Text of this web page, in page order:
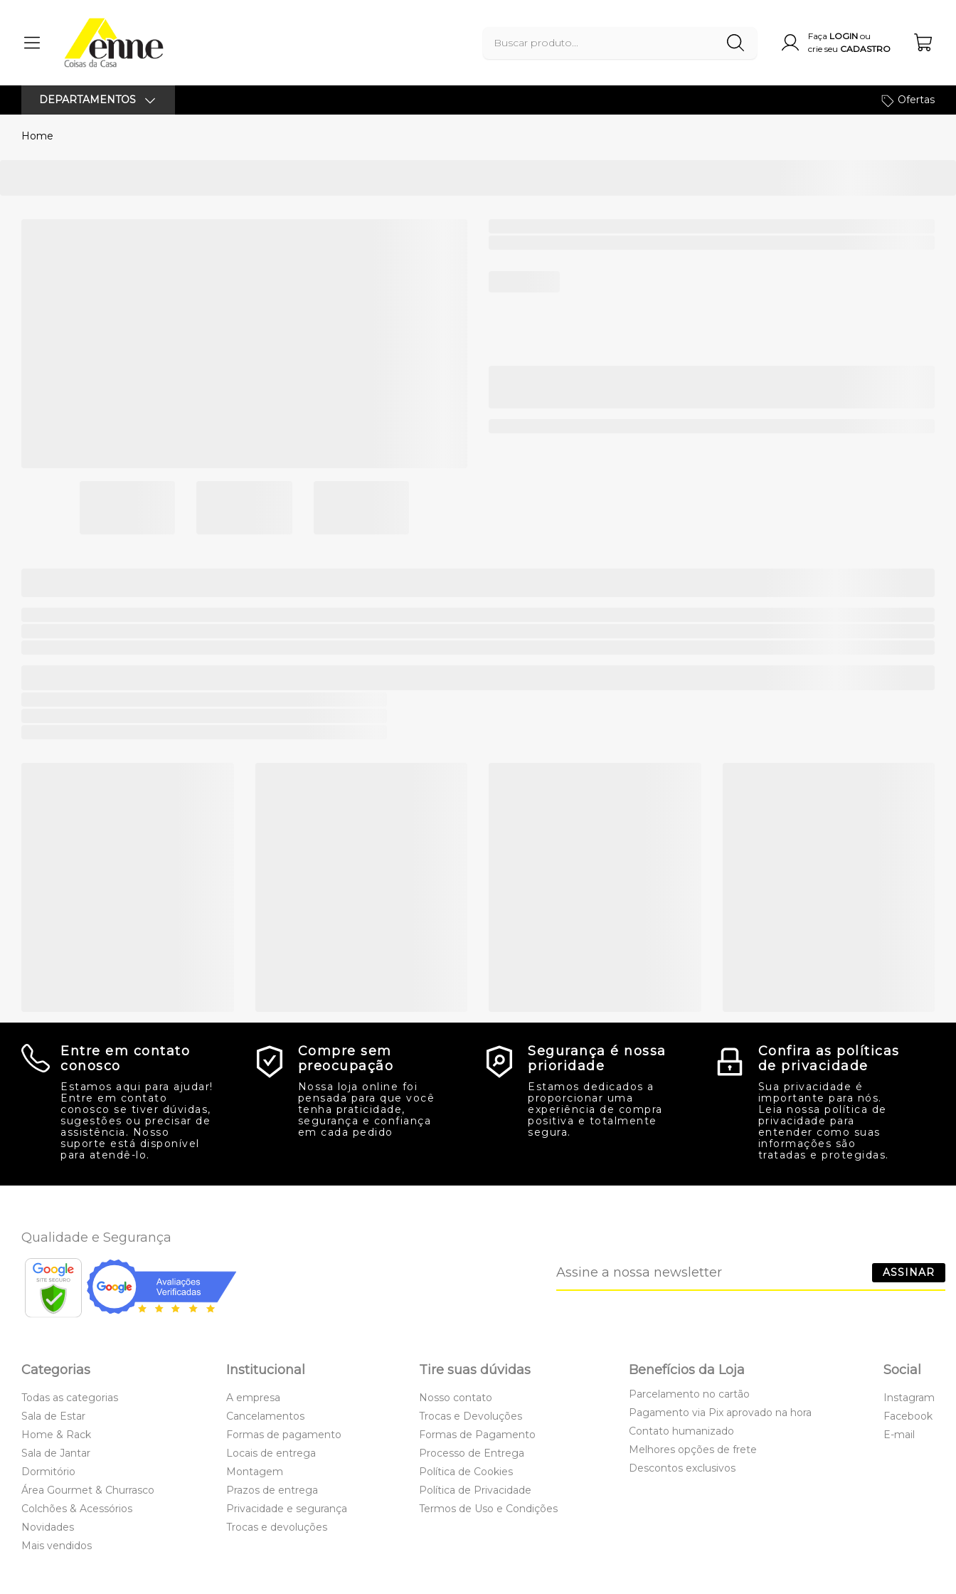
Faça LOGIN ou
crie seu CADASTRO
DEPARTAMENTOS Ofertas
Home
Entre em contato
conosco
Estamos aqui para ajudar!
Entre em contato
conosco se tiver dúvidas,
sugestões ou precisar de
assistência. Nosso
suporte está disponível
para atendê-lo.
Compre sem
preocupação
Nossa loja online foi
pensada para que você
tenha praticidade,
segurança e confiança
em cada pedido
Segurança é nossa
prioridade
Estamos dedicados a
proporcionar uma
experiência de compra
positiva e totalmente
segura.
Confira as políticas
de privacidade
Sua privacidade é
importante para nós.
Leia nossa política de
privacidade para
entender como suas
informações são
tratadas e protegidas.
Qualidade e Segurança
ASSINAR
Categorias
Todas as categorias
Sala de Estar
Home & Rack
Sala de Jantar
Dormitório
Área Gourmet & Churrasco
Colchões & Acessórios
Novidades
Mais vendidos
Institucional
A empresa
Cancelamentos
Formas de pagamento
Locais de entrega
Montagem
Prazos de entrega
Privacidade e segurança
Trocas e devoluções
Tire suas dúvidas
Nosso contato
Trocas e Devoluções
Formas de Pagamento
Processo de Entrega
Política de Cookies
Política de Privacidade
Termos de Uso e Condições
Benefícios da Loja
Parcelamento no cartão
Pagamento via Pix aprovado na hora
Contato humanizado
Melhores opções de frete
Descontos exclusivos
Social
Instagram
Facebook
E-mail